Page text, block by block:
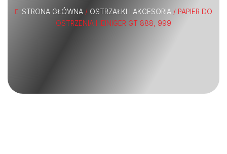
STRONA GŁÓWNA / OSTRZAŁKI I AKCESORIA / PAPIER DO
OSTRZENIA HEINIGER GT 888, 999